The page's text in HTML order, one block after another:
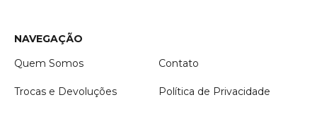
NAVEGAÇÃO
Quem Somos
Contato
Trocas e Devoluções Política de Privacidade